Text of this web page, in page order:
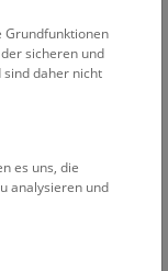
Grundfunktionen
sicheren und
daher nicht
es uns, die
analysieren und